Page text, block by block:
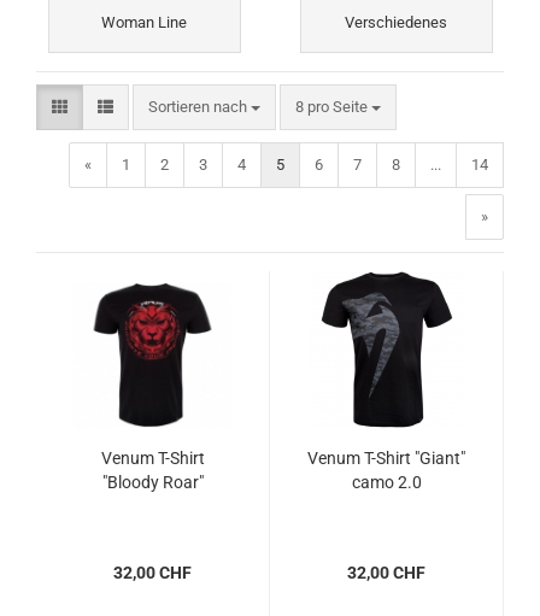
Woman Line Verschiedenes
Sortieren nach
Sortieren nach 8 pro Seite
pro Seite
« 1 2 3 4 5 6 7 8 ... 14
»
Venum T-Shirt
"Bloody Roar"
32,00 CHF
Venum T-Shirt "Giant"
camo 2.0
32,00 CHF